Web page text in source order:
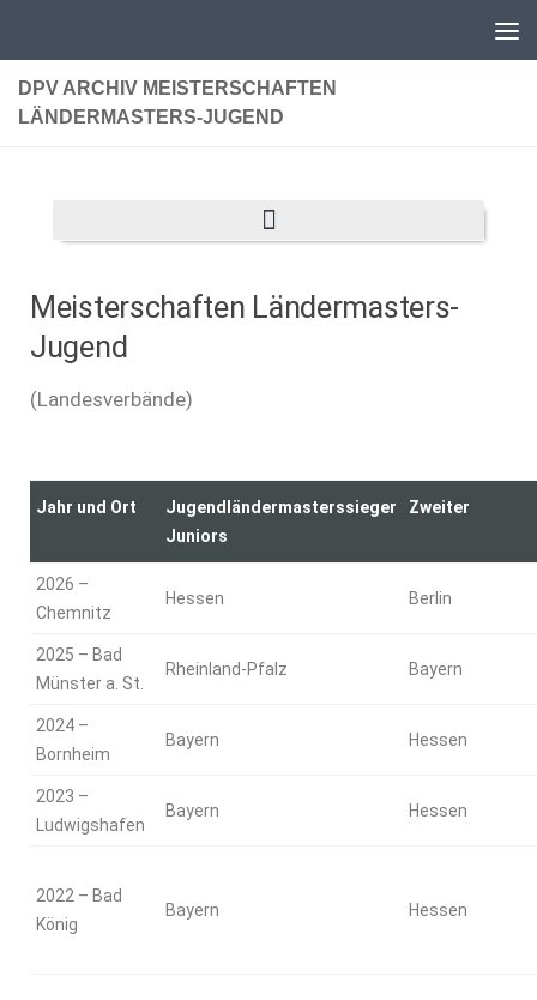
DPV ARCHIV MEISTERSCHAFTEN
LÄNDERMASTERS-JUGEND
Meisterschaften Ländermasters-
Jugend
(Landesverbände)
Jahr und Ort
Jugendländermasterssieger
Juniors
Zweiter
2026 –
Chemnitz
Hessen Berlin
2025 – Bad
Münster a. St.
Rheinland-Pfalz Bayern
2024 –
Bornheim
Bayern Hessen
2023 –
Ludwigshafen
Bayern Hessen
2022 – Bad
König
Bayern Hessen